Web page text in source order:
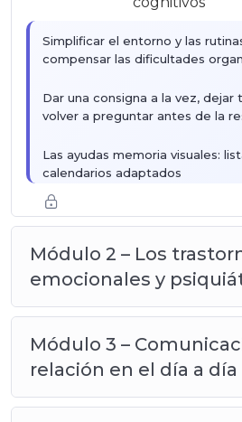
Simplificar el entorno y las
compensar las dificultades
Dar una consigna a la vez, dejar
volver a preguntar antes de la
Las ayudas memoria visuales:
calendarios adaptados
Estimular sin poner en defecto: la
benevolencia como principio
Módulo 2 – Los
emocionales y
Módulo 3 –
relación en el día a día